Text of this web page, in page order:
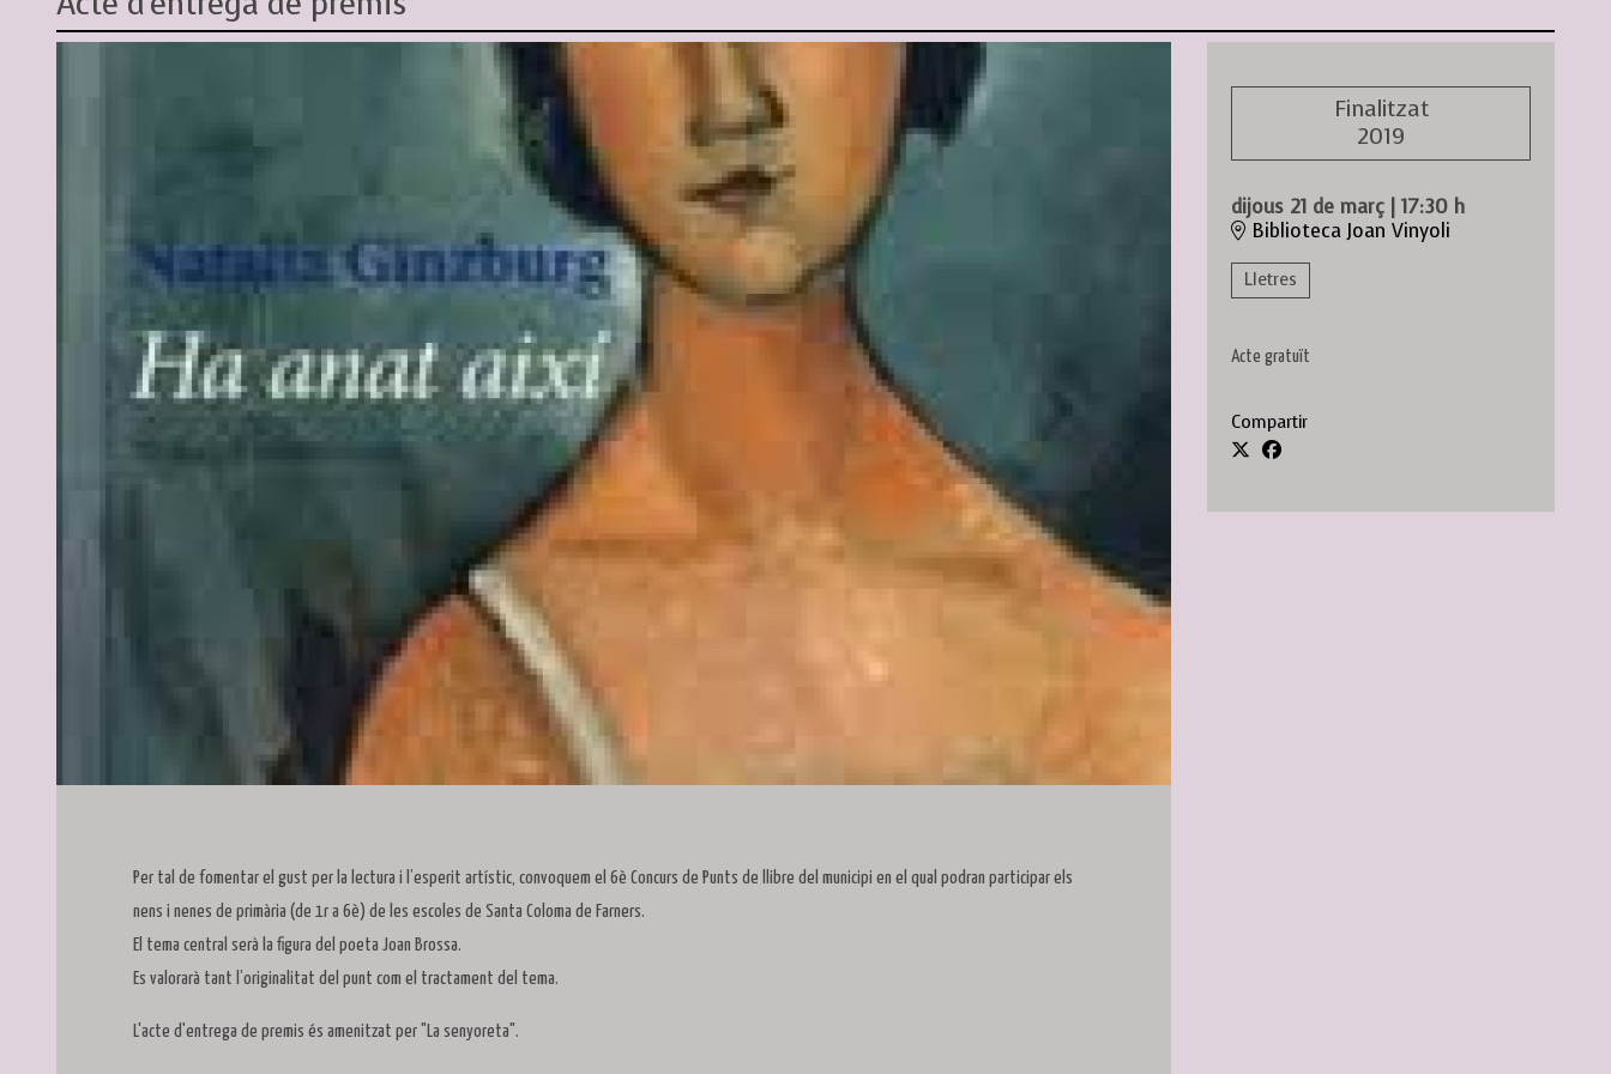
Finalitzat
2019
dijous 21 de març | 17:30 h
Biblioteca Joan Vinyoli
Lletres
Acte gratuït
Compartir
Per tal de fomentar el gust per la lectura i l’esperit artístic, convoquem el 6è Concurs de Punts de llibre del municipi en el qual podran participar els
nens i nenes de primària (de 1r a 6è) de les escoles de Santa Coloma de Farners.
El tema central serà la figura del poeta Joan Brossa.
Es valorarà tant l’originalitat del punt com el tractament del tema.
L'acte d'entrega de premis és amenitzat per "La senyoreta".